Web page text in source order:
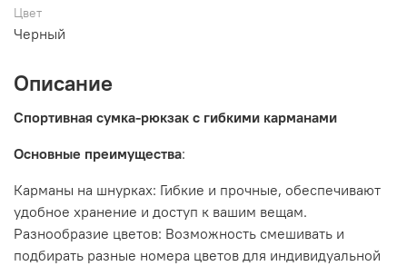
Цвет
Черный
Описание
Спортивная сумка-рюкзак с гибкими карманами
Основные преимущества:
Карманы на шнурках: Гибкие и прочные, обеспечивают
удобное хранение и доступ к вашим вещам.
Разнообразие цветов: Возможность смешивать и
подбирать разные номера цветов для индивидуальной